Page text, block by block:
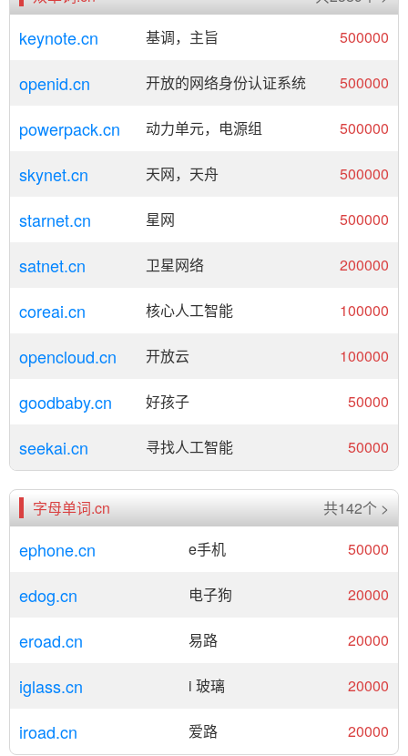
keynote.cn 基调，主旨 500000
openid.cn 开放的网络身份认证系统 500000
powerpack.cn 动力单元，电源组 500000
skynet.cn 天网，天舟 500000
starnet.cn 星网 500000
satnet.cn 卫星网络 200000
coreai.cn 核心人工智能 100000
opencloud.cn 开放云 100000
goodbaby.cn 好孩子 50000
seekai.cn 寻找人工智能 50000
字母单词.cn 共142个 >
ephone.cn e手机 50000
edog.cn 电子狗 20000
eroad.cn 易路 20000
iglass.cn i 玻璃 20000
iroad.cn 爱路 20000